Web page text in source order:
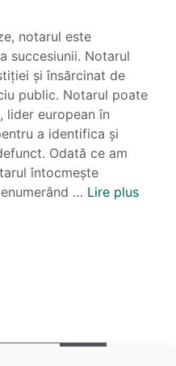
notarul este
succesiunii. Notarul
și însărcinat de
public. Notarul poate
lider european în
a identifica și
Odată ce am
întocmește
… Lire plus